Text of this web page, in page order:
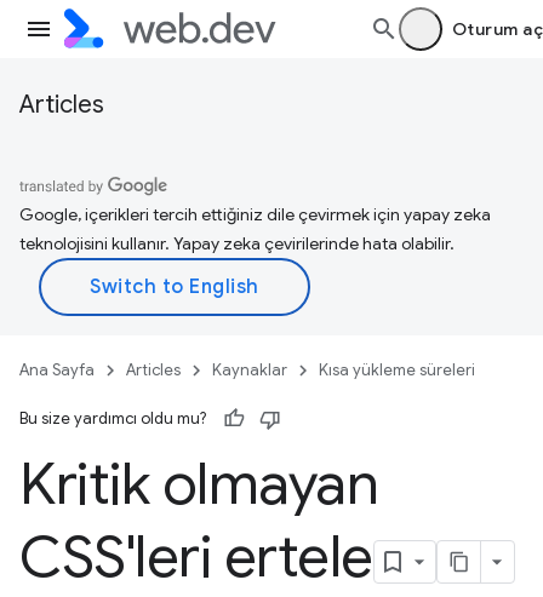
Oturum aç
Articles
Google, içerikleri tercih ettiğiniz dile çevirmek için yapay zeka
teknolojisini kullanır. Yapay zeka çevirilerinde hata olabilir.
Ana Sayfa Articles Kaynaklar Kısa yükleme süreleri
Bu size yardımcı oldu mu?
Kritik olmayan
CSS'leri ertele